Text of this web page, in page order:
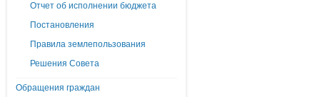
Отчет об исполнении бюджета
Постановления
Правила землепользования
Решения Совета
Обращения граждан